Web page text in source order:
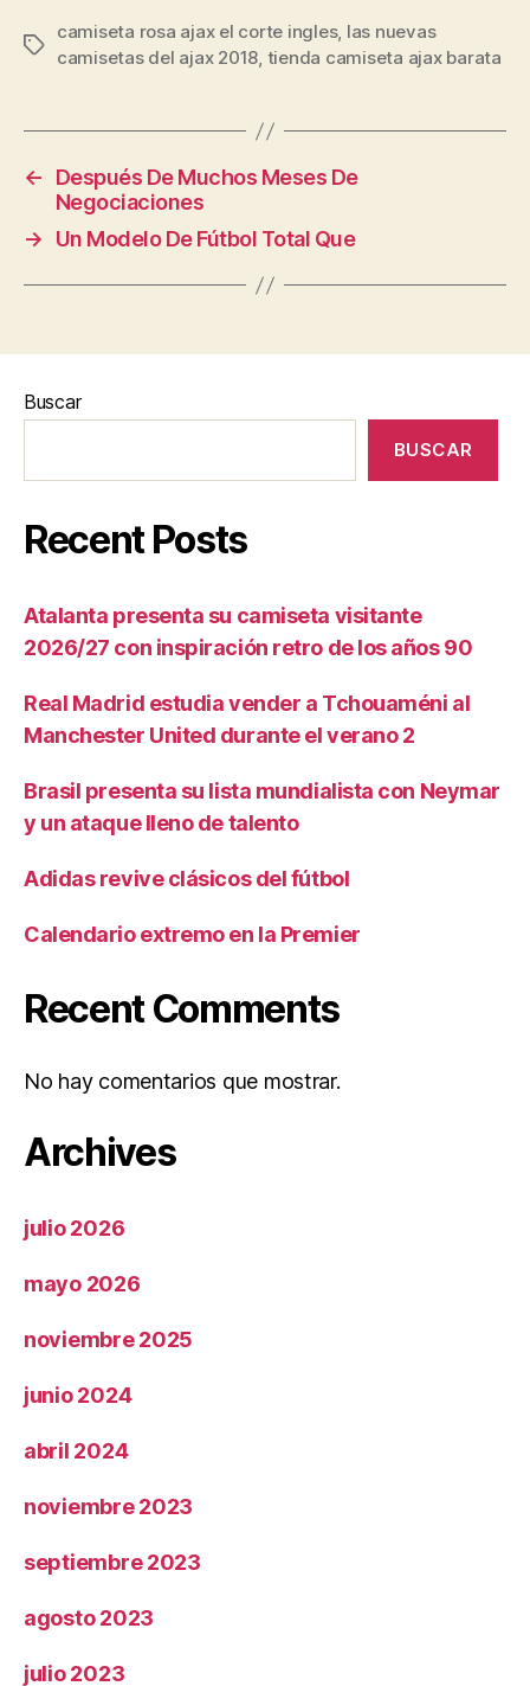
Etiquetas
camiseta rosa ajax el corte ingles, las nuevas
camisetas del ajax 2018, tienda camiseta ajax barata
←
Después De Muchos Meses De
Negociaciones
→
Un Modelo De Fútbol Total Que
Buscar
BUSCAR
Recent Posts
Atalanta presenta su camiseta visitante
2026/27 con inspiración retro de los años 90
Real Madrid estudia vender a Tchouaméni al
Manchester United durante el verano 2
Brasil presenta su lista mundialista con Neymar
y un ataque lleno de talento
Adidas revive clásicos del fútbol
Calendario extremo en la Premier
Recent Comments
No hay comentarios que mostrar.
Archives
julio 2026
mayo 2026
noviembre 2025
junio 2024
abril 2024
noviembre 2023
septiembre 2023
agosto 2023
julio 2023